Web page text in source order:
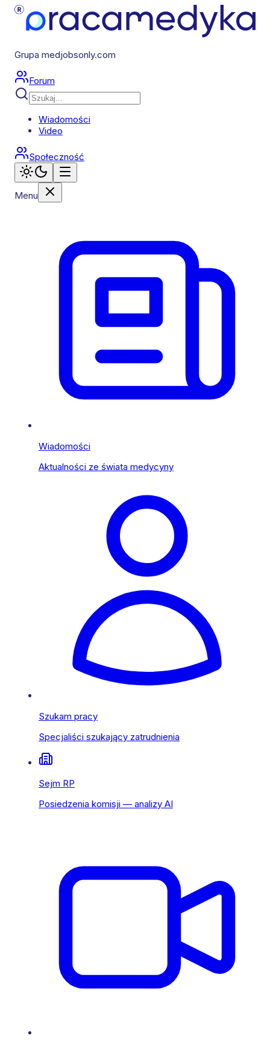
Grupa medjobsonly.com
Forum
Wiadomości
Video
Społeczność
Menu
Wiadomości
Aktualności ze świata medycyny
Szukam pracy
Specjaliści szukający zatrudnienia
Sejm RP
Posiedzenia komisji — analizy AI